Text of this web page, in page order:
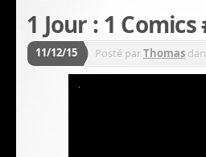
1 Jour : 1
11/12/15 Posté parThomas